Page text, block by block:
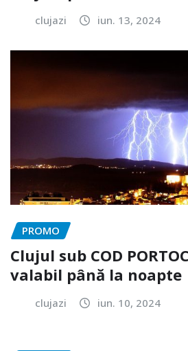
clujazi iun. 13, 2024
PROMO
Clujul sub COD
valabil până la noapte
clujazi iun. 10, 2024